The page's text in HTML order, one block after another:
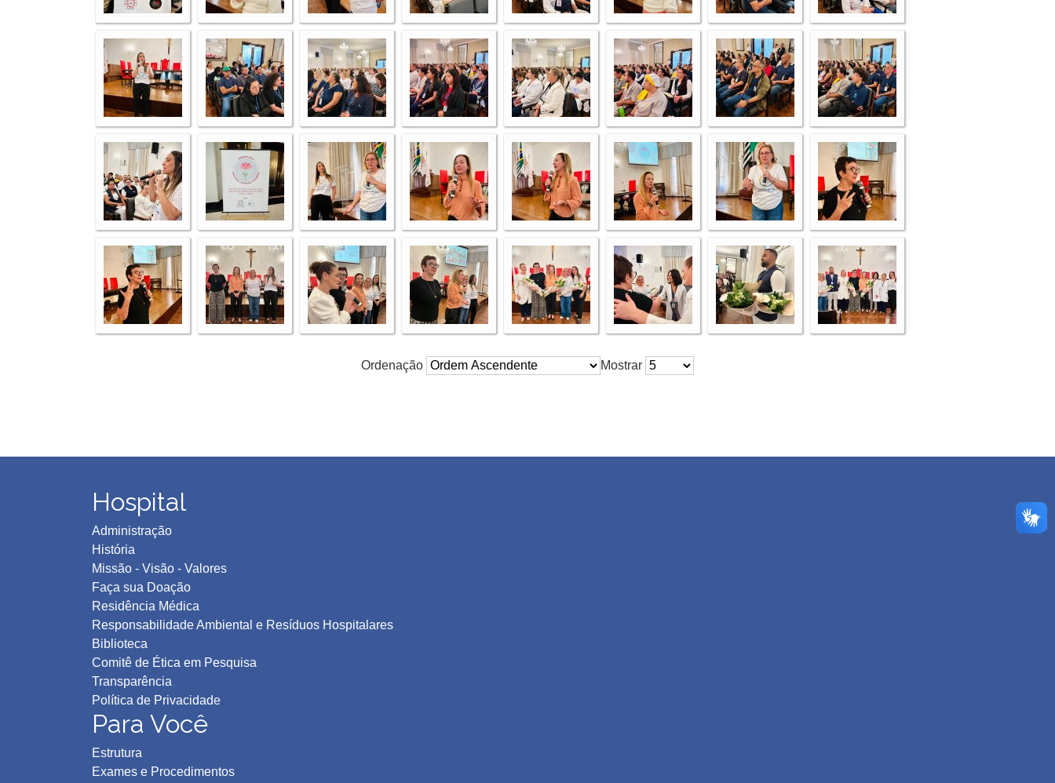
Ordenação Mostrar
Hospital
Administração
História
Missão - Visão - Valores
Faça sua Doação
Residência Médica
Responsabilidade Ambiental e Resíduos Hospitalares
Biblioteca
Comitê de Ética em Pesquisa
Transparência
Política de Privacidade
Para Você
Estrutura
Exames e Procedimentos